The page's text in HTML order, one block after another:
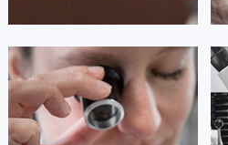
安尼塔·阿普里尔
资深万宝龙技师
是万宝龙售后服务中心
(万宝龙保养维修中心)
的高级技师之一